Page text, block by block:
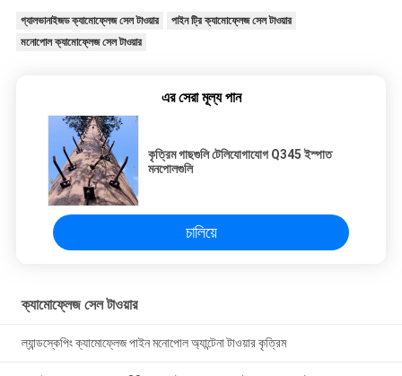
গ্যালভানাইজড ক্যামোফ্লেজ সেল টাওয়ার
পাইন ট্রি ক্যামোফ্লেজ সেল টাওয়ার
মনোপোল ক্যামোফ্লেজ সেল টাওয়ার
এর সেরা মূল্য পান
কৃত্রিম গাছগুলি টেলিযোগাযোগ Q345 ইস্পাত
মনপোলগুলি
চালিয়ে
ক্যামোফ্লেজ সেল টাওয়ার
ল্যান্ডস্কেপিং ক্যামোফ্লেজ পাইন মনোপোল অ্যান্টেনা টাওয়ার কৃত্রিম